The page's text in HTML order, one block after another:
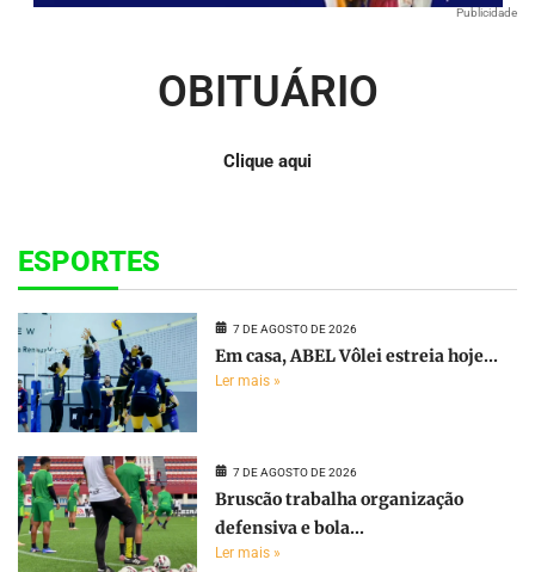
Publicidade
OBITUÁRIO
Clique aqui
ESPORTES
7 DE AGOSTO DE 2026
Em casa, ABEL Vôlei estreia hoje...
Ler mais »
7 DE AGOSTO DE 2026
Bruscão trabalha organização
defensiva e bola...
Ler mais »